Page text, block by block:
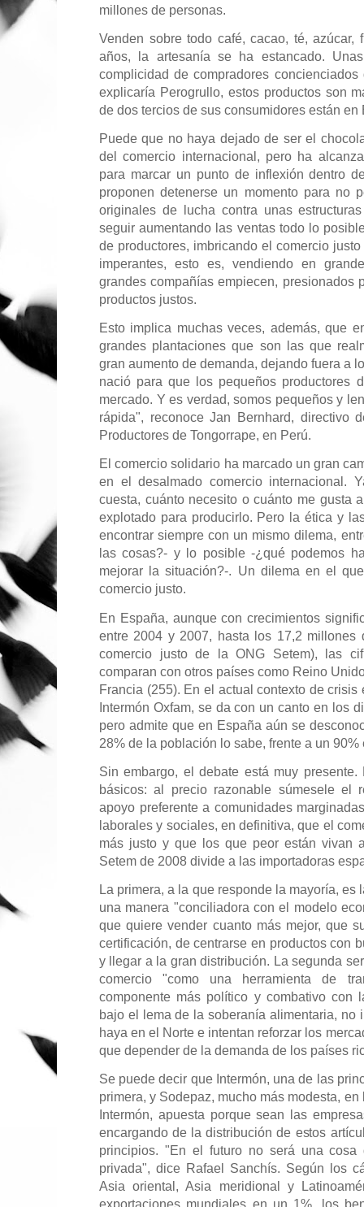
millones de personas.
Venden sobre todo café, cacao, té,
años, la artesanía se ha estancado.
complicidad de compradores
explicaría Perogrullo, estos productos son
de dos tercios de sus consumidores están en
Puede que no haya dejado de ser el
del comercio internacional, pero ha
para marcar un punto de inflexión dentro
proponen detenerse un momento para no
originales de lucha contra unas
seguir aumentando las ventas todo lo
de productores, imbricando el comercio
imperantes, esto es, vendiendo en
grandes compañías empiecen, presionados
productos justos.
Esto implica muchas veces, además, que
grandes plantaciones que son las que
gran aumento de demanda, dejando fuera a
nació para que los pequeños productores
mercado. Y es verdad, somos pequeños y
rápida", reconoce Jan Bernhard, directivo
Productores de Tongorrape, en Perú.
El comercio solidario ha marcado un gran
en el desalmado comercio internacional.
cuesta, cuánto necesito o cuánto me gusta
explotado para producirlo. Pero la ética y
encontrar siempre con un mismo dilema,
las cosas?- y lo posible -¿qué podemos
mejorar la situación?-. Un dilema en el
comercio justo.
En España, aunque con crecimientos
entre 2004 y 2007, hasta los 17,2 millones
comercio justo de la ONG Setem), las
comparan con otros países como Reino
Francia (255). En el actual contexto de
Intermón Oxfam, se da con un canto en los
pero admite que en España aún se
28% de la población lo sabe, frente a un
Sin embargo, el debate está muy
básicos: al precio razonable súmesele el
apoyo preferente a comunidades
laborales y sociales, en definitiva, que el
más justo y que los que peor están vivan
Setem de 2008 divide a las importadoras
La primera, a la que responde la mayoría, es
una manera "conciliadora con el modelo
que quiere vender cuanto más mejor, que
certificación, de centrarse en productos con
y llegar a la gran distribución. La segunda
comercio "como una herramienta de
componente más político y combativo con
bajo el lema de la soberanía alimentaria, no
haya en el Norte e intentan reforzar los
que depender de la demanda de los países
Se puede decir que Intermón, una de las
primera, y Sodepaz, mucho más modesta,
Intermón, apuesta porque sean las
encargando de la distribución de estos
principios. "En el futuro no será una
privada", dice Rafael Sanchís. Según los
Asia oriental, Asia meridional y
exportaciones mundiales en un 1%, los